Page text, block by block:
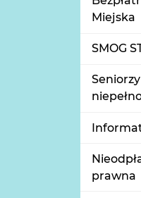
Miejska
SMOG
prawna